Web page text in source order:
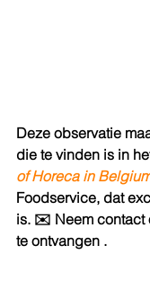
Deze observatie
die te vinden is in
of Horeca in
Foodservice, dat
is. ✉️ Neem contact
te ontvangen .